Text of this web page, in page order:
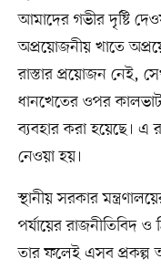
আমাদের গভীর দৃষ্টি
অপ্রয়োজনীয় খাতে
রাস্তার প্রয়োজন নেই,
ধানখেতের ওপর
ব্যবহার করা হয়েছে। এ
নেওয়া হয়।
স্থানীয় সরকার
পর্যায়ের রাজনীতিবিদ
তার ফলেই এসব প্রকল্প